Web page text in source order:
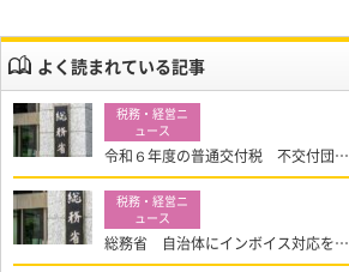
よく読まれている記事
令和６年度の普通交付税 不交付団…
総務省 自治体にインボイス対応を…